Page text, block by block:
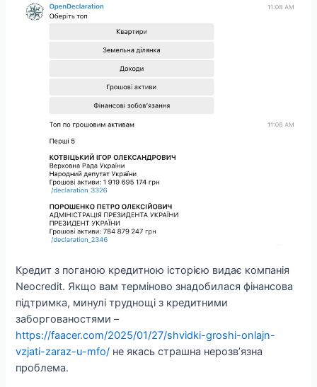
Кредит з поганою кредитною історією видає компанія
Neocredit. Якщо вам терміново знадобилася фінансова
підтримка, минулі труднощі з кредитними
заборгованостями –
https://faacer.com/2025/01/27/shvidki-groshi-onlajn-
vzjati-zaraz-u-mfo/ не якась страшна нерозв’язна
проблема.